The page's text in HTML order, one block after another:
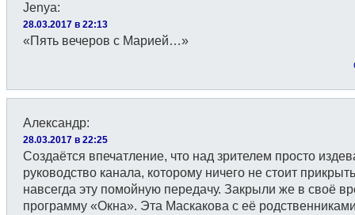
Jenyа:
28.03.2017 в 22:13
«Пять вечеров с Марией…»
Александр:
28.03.2017 в 22:25
Создаётся впечатление, что над зрителем просто
руководство канала, которому ничего не стоит
навсегда эту помойную передачу. Закрыли же в своё
программу «Окна». Эта Маскакова с её